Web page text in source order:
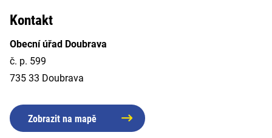
Kontakt
Obecní úřad Doubrava
č. p. 599
735 33 Doubrava
Zobrazit na mapě